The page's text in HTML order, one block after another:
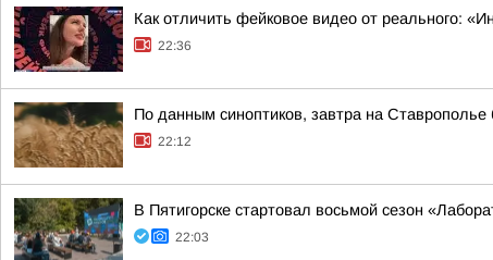
Как отличить фейковое видео от реального:
22:36
По данным синоптиков, завтра на Ставрополье
22:12
В Пятигорске стартовал восьмой сезон
22:03